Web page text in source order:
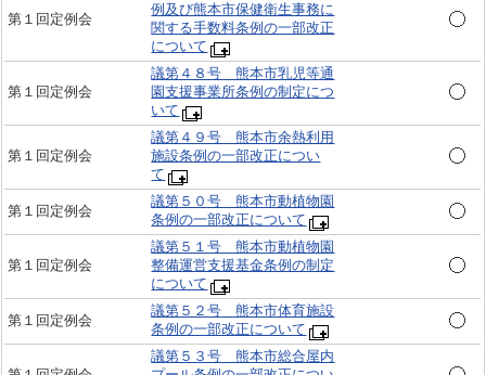
第１回定例会
例及び熊本市保健衛生事務に
関する手数料条例の一部改正
について
第１回定例会
議第４８号 熊本市乳児等通
園支援事業所条例の制定につ
いて
第１回定例会
議第４９号 熊本市余熱利用
施設条例の一部改正につい
て
第１回定例会
議第５０号 熊本市動植物園
条例の一部改正について
第１回定例会
議第５１号 熊本市動植物園
整備運営支援基金条例の制定
について
第１回定例会
議第５２号 熊本市体育施設
条例の一部改正について
議第５３号 熊本市総合屋内